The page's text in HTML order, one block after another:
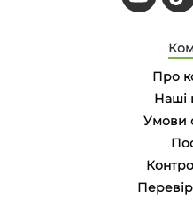
Про
Наші
Умови